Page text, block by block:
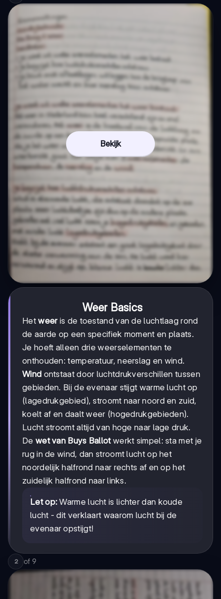
Bekijk
Weer Basics
Hetweeris de toestand van de luchtlaag rond
de aarde op een specifiek moment en plaats.
Je hoeft alleen drie weerselementen te
onthouden: temperatuur, neerslag en wind.
Wind ontstaat door luchtdrukverschillen tussen
gebieden. Bij de evenaar stijgt warme lucht op
(lagedrukgebied), stroomt naar noord en zuid,
koelt af en daalt weer (hogedrukgebieden).
Lucht stroomt altijd van hoge naar lage druk.
De wet van Buys Ballotwerkt simpel: sta met je
rug in de wind, dan stroomt lucht op het
noordelijk halfrond naar rechts af en op het
zuidelijk halfrond naar links.
Let op: Warme lucht is lichter dan koude
lucht - dit verklaart waarom lucht bij de
evenaar opstijgt!
2 of 9